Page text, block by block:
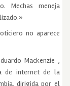
Mechas meneja
no aparece
Mackenzie ,
de internet de la
dirigida por el